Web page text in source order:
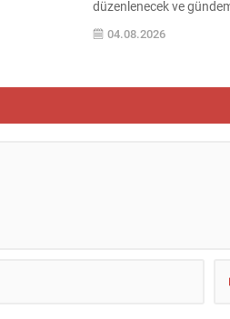
TBMM
sona
düzenlenecek ve
konuşmalar olacak. CHP
Kemal Kılıçdaroğlu,
04.08.2026